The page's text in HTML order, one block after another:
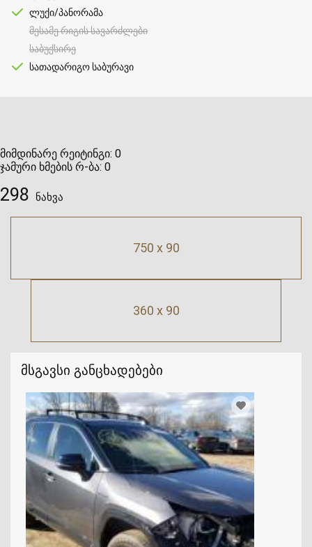
360 x 90
მსგავსი განცხადებები
ლუქი/პანორამა
მესამე რიგის სავარძლები
საბუქსირე
სათადარიგო საბურავი
მიმდინარე რეიტინგი: 0
ჯამური ხმების რ-ბა: 0
298 ნახვა
750 x 90